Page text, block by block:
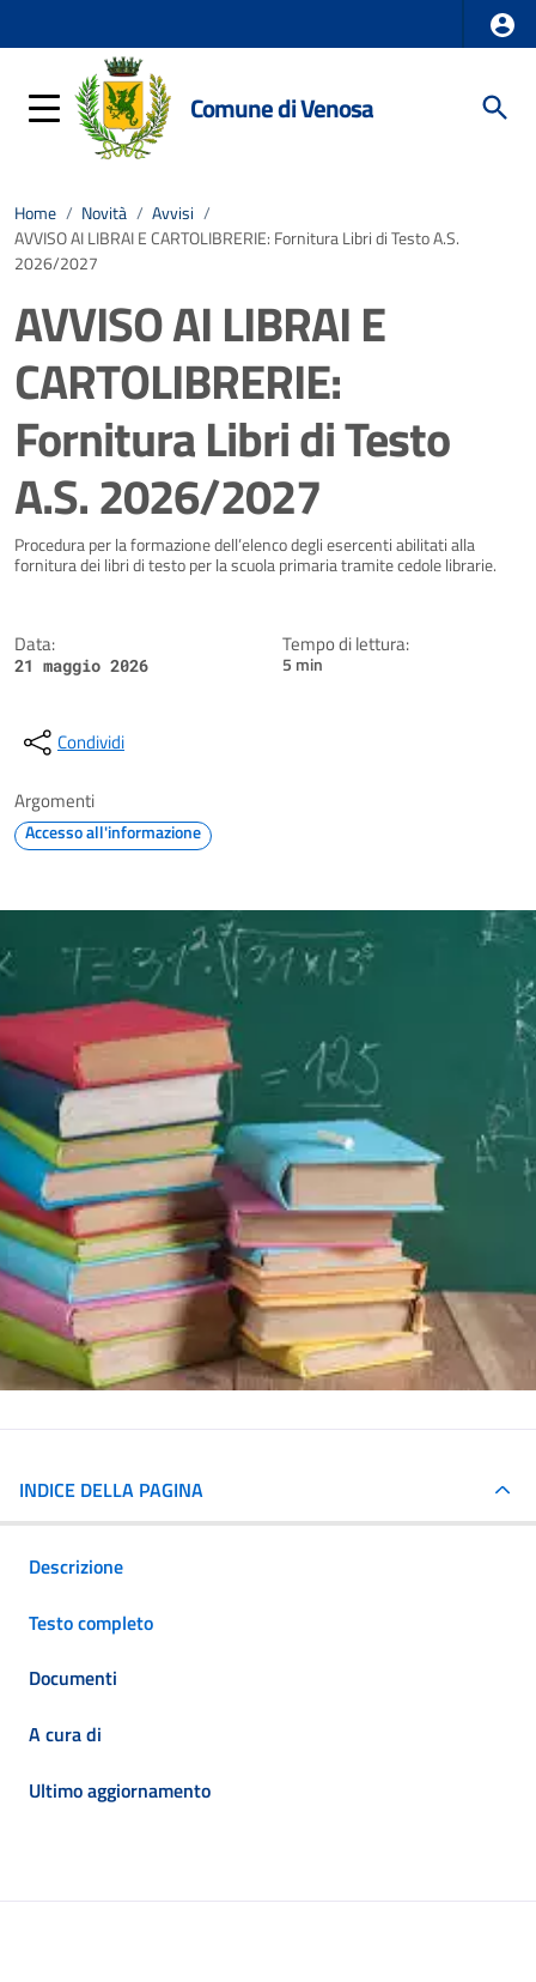
Comune di Venosa
Home / Novità / Avvisi /
AVVISO AI LIBRAI E CARTOLIBRERIE: Fornitura Libri di Testo A.S.
2026/2027
AVVISO AI LIBRAI E
CARTOLIBRERIE:
Fornitura Libri di Testo
A.S. 2026/2027
Dettagli della notizia
Procedura per la formazione dell’elenco degli esercenti abilitati alla
fornitura dei libri di testo per la scuola primaria tramite cedole librarie.
Data:
21 maggio 2026
Tempo di lettura:
5 min
Condividi
Argomenti
Accesso all'informazione
INDICE DELLA PAGINA
Descrizione
Testo completo
Documenti
A cura di
Ultimo aggiornamento